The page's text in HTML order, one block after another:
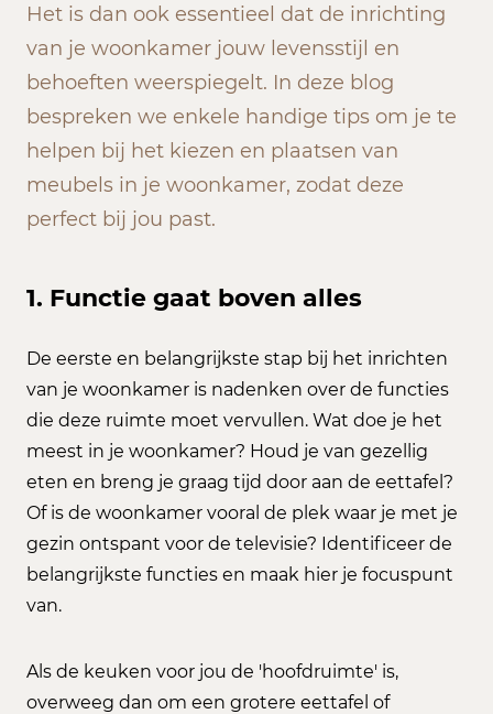
Het is dan ook essentieel dat de inrichting
van je woonkamer jouw levensstijl en
behoeften weerspiegelt. In deze blog
bespreken we enkele handige tips om je te
helpen bij het kiezen en plaatsen van
meubels in je woonkamer, zodat deze
perfect bij jou past.
1. Functie gaat boven alles
De eerste en belangrijkste stap bij het inrichten
van je woonkamer is nadenken over de functies
die deze ruimte moet vervullen. Wat doe je het
meest in je woonkamer? Houd je van gezellig
eten en breng je graag tijd door aan de eettafel?
Of is de woonkamer vooral de plek waar je met je
gezin ontspant voor de televisie? Identificeer de
belangrijkste functies en maak hier je focuspunt
van.
Als de keuken voor jou de 'hoofdruimte' is,
overweeg dan om een grotere eettafel of